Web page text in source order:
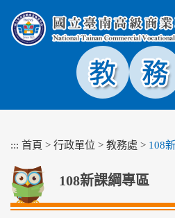
塊
::: 首頁 > 行政單位 > 教務處 > 108
108新課綱專區